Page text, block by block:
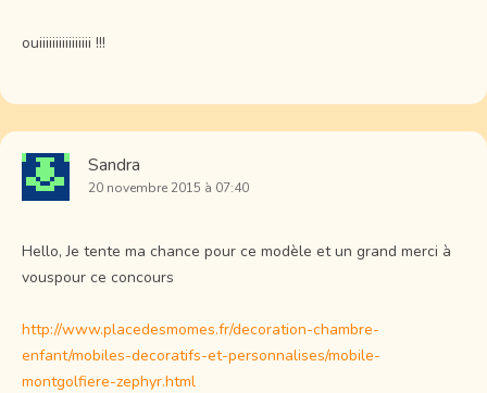
ouiiiiiiiiiiiiiiii !!!
Sandra
20 novembre 2015 à 07:40
Hello, Je tente ma chance pour ce modèle et un grand merci à
vouspour ce concours
http://www.placedesmomes.fr/decoration-chambre-
enfant/mobiles-decoratifs-et-personnalises/mobile-
montgolfiere-zephyr.html